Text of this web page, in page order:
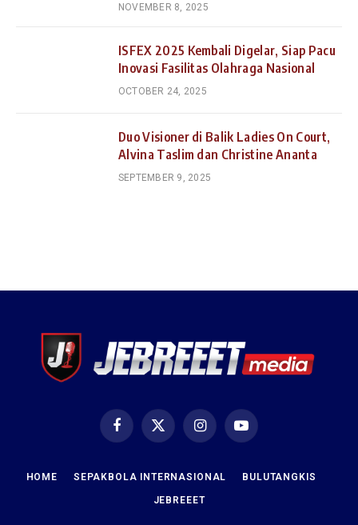
NOVEMBER 8, 2025
ISFEX 2025 Kembali Digelar, Siap Pacu
Inovasi Fasilitas Olahraga Nasional
OCTOBER 24, 2025
Duo Visioner di Balik Ladies On Court,
Alvina Taslim dan Christine Ananta
SEPTEMBER 9, 2025
FacebookX
(Twitter)
InstagramYouTube
HOME SEPAKBOLA INTERNASIONAL BULUTANGKIS
JEBREEET